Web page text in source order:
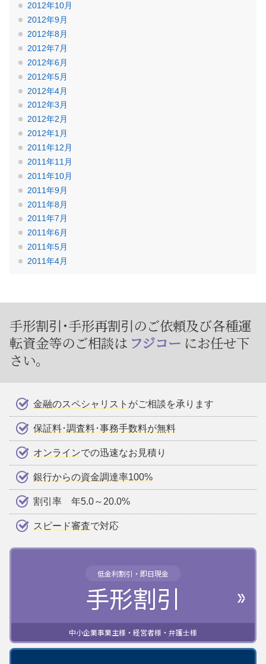
2012年10月
2012年9月
2012年8月
2012年7月
2012年6月
2012年5月
2012年4月
2012年3月
2012年2月
2012年1月
2011年12月
2011年11月
2011年10月
2011年9月
2011年8月
2011年7月
2011年6月
2011年5月
2011年4月
手形割引･手形再割引のご依頼及び各種運
転資金等のご相談は フジコー にお任せ下
さい。
金融のスペシャリスト がご相談を承ります
保証料･調査料･事務手数料が無料
オンラインでの迅速なお見積り
銀行からの資金調達率100%
割引率 年5.0～20.0%
スピード審査で対応
低金利割引・即日現金
手形割引
中小企業事業主様・経営者様・弁護士様